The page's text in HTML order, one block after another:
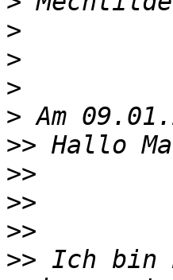
>
>
>
>
>>
>>
>>
>>
>> Ich bin